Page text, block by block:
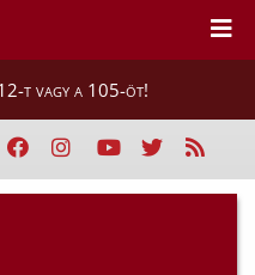
t vagy a 105-öt!